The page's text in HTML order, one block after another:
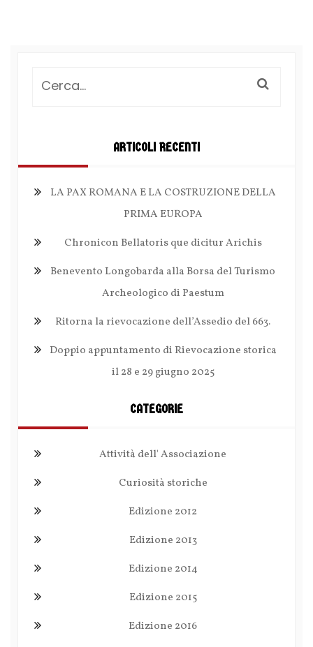
ARTICOLI RECENTI
LA PAX ROMANA E LA COSTRUZIONE DELLA
PRIMA EUROPA
Chronicon Bellatoris que dicitur Arichis
Benevento Longobarda alla Borsa del Turismo
Archeologico di Paestum
Ritorna la rievocazione dell’Assedio del 663.
Doppio appuntamento di Rievocazione storica
il 28 e 29 giugno 2025
CATEGORIE
Attività dell' Associazione
Curiosità storiche
Edizione 2012
Edizione 2013
Edizione 2014
Edizione 2015
Edizione 2016